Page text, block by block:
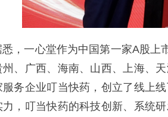
悉，一心堂作为中国第一家A股上
州、广西、海南、山西、上海、
服务企业叮当快药，创立了线上
力，叮当快药的科技创新、系统